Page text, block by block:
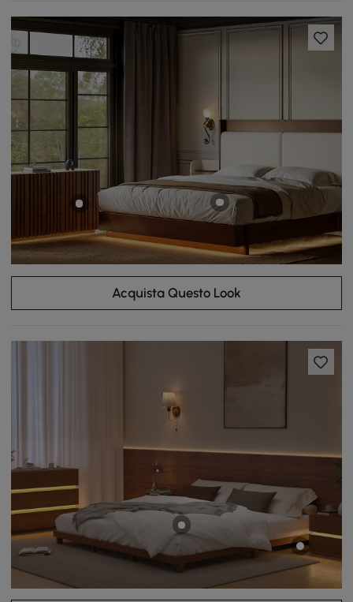
Acquista Questo Look